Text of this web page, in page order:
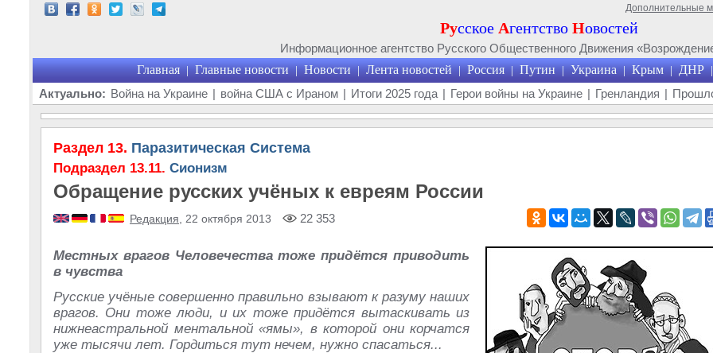
Дополнительные
Русское Агентство Новостей
Информационное агентство Русского Общественного Движения
Главная | Главные новости | Новости | Лента новостей | Россия | Путин | Украина | Крым | ДНР |
Актуально: Война на Украине | война США с Ираном | Итоги 2025 года | Герои войны на Украине | Гренландия |
Раздел 13. Паразитическая Система
Подраздел 13.11. Сионизм
Обращение русских учёных к евреям России
Редакция , 22 октября 2013 22 353
Местных врагов Человечества тоже придётся приводить
в чувства
Русские учёные совершенно правильно взывают к разуму наших
врагов. Они тоже люди, и их тоже придётся вытаскивать из
нижнеастральной ментальной «ямы», в которой они корчатся
уже тысячи лет. Гордиться тут нечем, нужно спасаться...